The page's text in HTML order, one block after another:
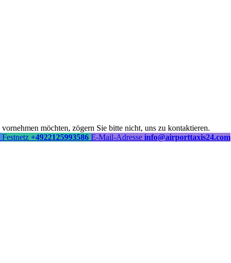
möchten, zögern Sie bitte nicht, uns zu kontaktieren.
Festnetz +4922125993586 E-Mail-Adresse info@airporttaxis24.com